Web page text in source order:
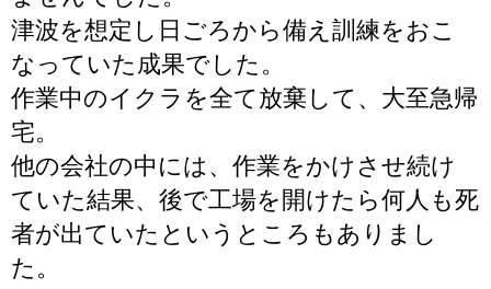
津波を想定し日ごろから備え訓練をおこ
なっていた成果でした。
作業中のイクラを全て放棄して、大至急帰
宅。
他の会社の中には、作業をかけさせ続け
ていた結果、後で工場を開けたら何人も死
者が出ていたというところもありまし
た。